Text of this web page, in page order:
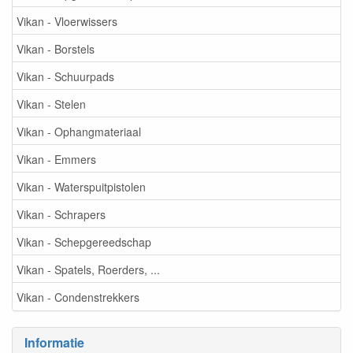
Vikan - Vloerwissers
Vikan - Borstels
Vikan - Schuurpads
Vikan - Stelen
Vikan - Ophangmateriaal
Vikan - Emmers
Vikan - Waterspuitpistolen
Vikan - Schrapers
Vikan - Schepgereedschap
Vikan - Spatels, Roerders, ...
Vikan - Condenstrekkers
Informatie